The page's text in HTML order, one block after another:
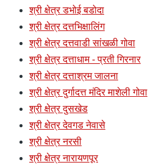
श्री क्षेत्र डभोई बडोदा
श्री क्षेत्र दत्तभिक्षालिंग
श्री क्षेत्र दत्तवाडी सांखळी गोवा
श्री क्षेत्र दत्ताधाम - प्रती गिरनार
श्री क्षेत्र दत्ताश्रम जालना
श्री क्षेत्र दुर्गादत्त मंदिर माशेली गोवा
श्री क्षेत्र दुसखेड
श्री क्षेत्र देवगड नेवासे
श्री क्षेत्र नरसी
श्री क्षेत्र नारायणपूर